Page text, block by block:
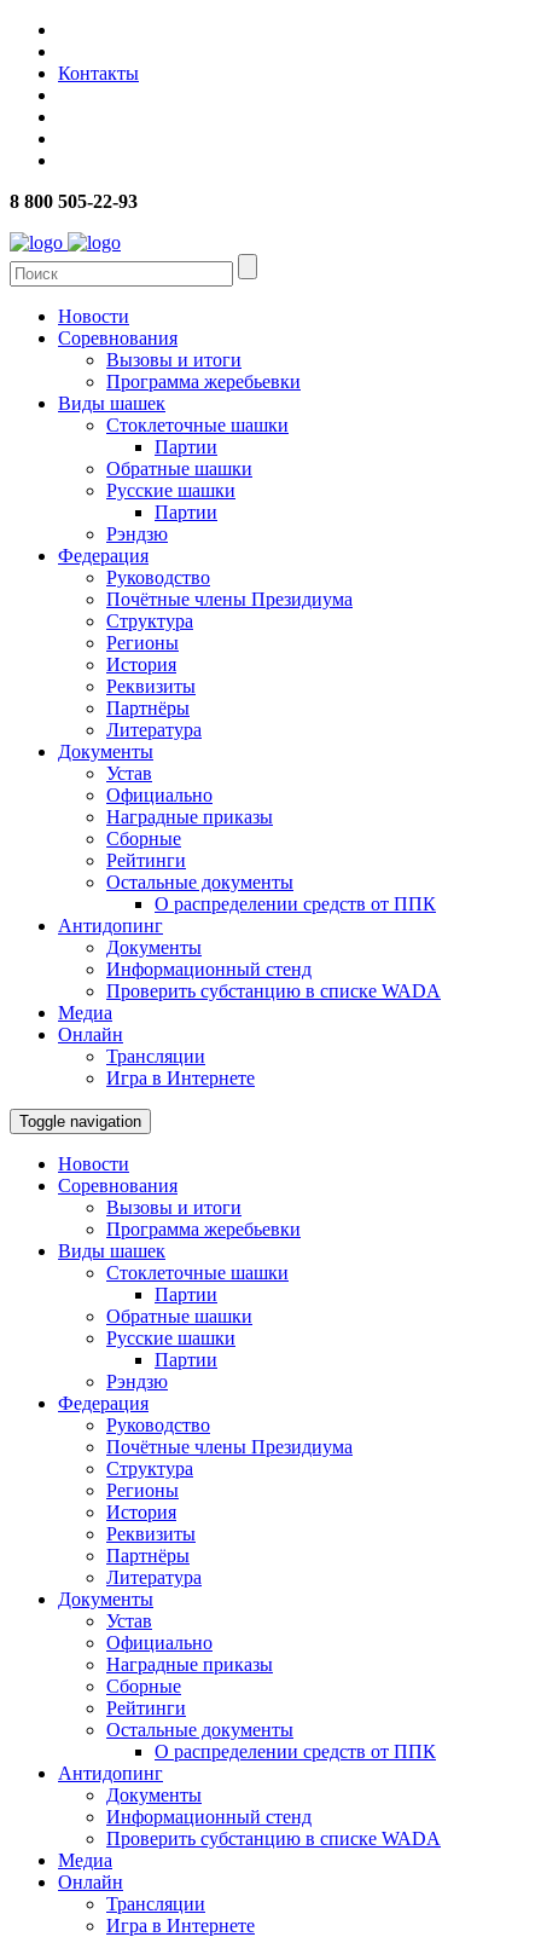
Контакты
8 800 505-22-93
Новости
Соревнования
Вызовы и итоги
Программа жеребьевки
Виды шашек
Стоклеточные шашки
Партии
Обратные шашки
Русские шашки
Партии
Рэндзю
Федерация
Руководство
Почётные члены Президиума
Структура
Регионы
История
Реквизиты
Партнёры
Литература
Документы
Устав
Официально
Наградные приказы
Сборные
Рейтинги
Остальные документы
О распределении средств от ППК
Антидопинг
Документы
Информационный стенд
Проверить субстанцию в списке WADA
Медиа
Онлайн
Трансляции
Игра в Интернете
Toggle navigation
Новости
Соревнования
Вызовы и итоги
Программа жеребьевки
Виды шашек
Стоклеточные шашки
Партии
Обратные шашки
Русские шашки
Партии
Рэндзю
Федерация
Руководство
Почётные члены Президиума
Структура
Регионы
История
Реквизиты
Партнёры
Литература
Документы
Устав
Официально
Наградные приказы
Сборные
Рейтинги
Остальные документы
О распределении средств от ППК
Антидопинг
Документы
Информационный стенд
Проверить субстанцию в списке WADA
Медиа
Онлайн
Трансляции
Игра в Интернете